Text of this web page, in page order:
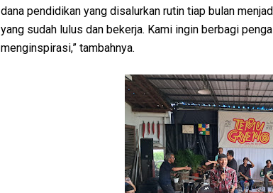
dana pendidikan yang disalurkan rutin tiap bulan
yang sudah lulus dan bekerja. Kami ingin berbagi
menginspirasi,” tambahnya.